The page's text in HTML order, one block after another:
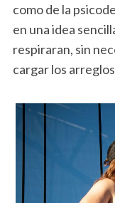
como de la
en una idea
respiraran, sin
cargar los